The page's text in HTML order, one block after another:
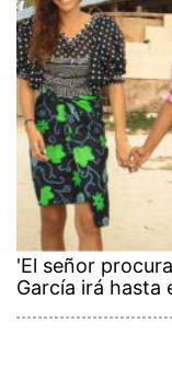
'El señor
García irá hasta